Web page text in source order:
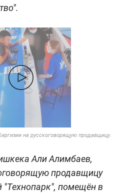
на русскоговорящую продавщицу.
Али Алимбаев,
продавщицу
"Технопарк", помещён в